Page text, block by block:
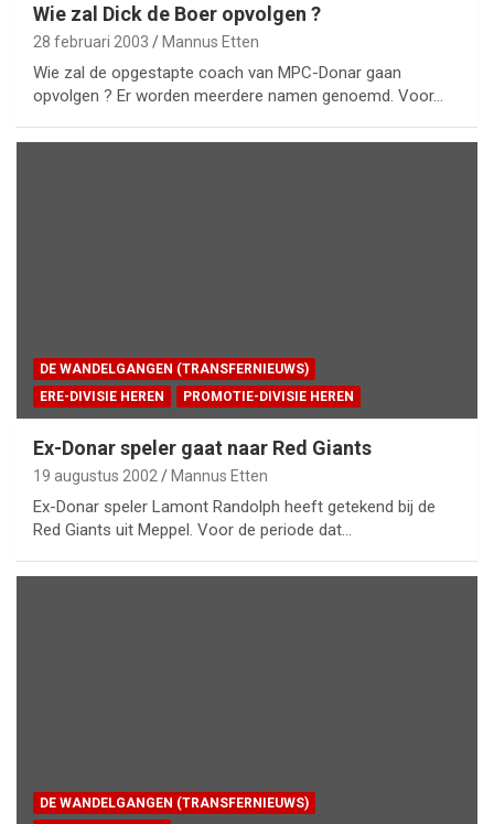
Wie zal Dick de Boer opvolgen ?
28 februari 2003 Mannus Etten
Wie zal de opgestapte coach van MPC-Donar gaan
opvolgen ? Er worden meerdere namen genoemd. Voor…
DE WANDELGANGEN (TRANSFERNIEUWS)
ERE-DIVISIE HEREN
PROMOTIE-DIVISIE HEREN
Ex-Donar speler gaat naar Red Giants
19 augustus 2002 Mannus Etten
Ex-Donar speler Lamont Randolph heeft getekend bij de
Red Giants uit Meppel. Voor de periode dat…
DE WANDELGANGEN (TRANSFERNIEUWS)